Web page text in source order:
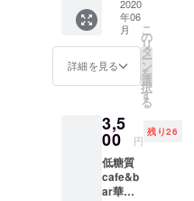
ライス
・手ご
ねハン
・照り
焼きチ
焼き ※
選べる
主食5種
白ご
飯、玄
分お得
になり
ます！
低糖質
ランチ
用意が
ありま
す。 ・
日替わ
りラン
チ(平日
ザート
には、
白砂糖
と小麦
粉は切
す。
「ダイ
エット
中だか
ら…」
、「糖
トを5回
ご利用
いただ
けるチ
ケット
です。
こちら
入者様
を把握
してお
ります
ので、
ご来店
2020
年06
月
詳細を見る
こ
の
リ
タ
ー
ン
を
選
択
す
る
3,5
00 円
残り26
低糖質
cafe&b
ar華美